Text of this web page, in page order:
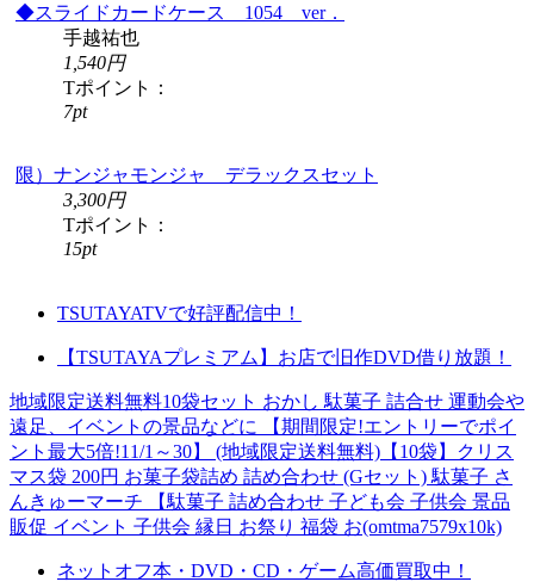
◆スライドカードケース 1054 ver．
手越祐也
1,540円
Tポイント：
7pt
限）ナンジャモンジャ デラックスセット
3,300円
Tポイント：
15pt
TSUTAYATVで好評配信中！
【TSUTAYAプレミアム】お店で旧作DVD借り放題！
地域限定送料無料10袋セット おかし 駄菓子 詰合せ 運動会や
遠足、イベントの景品などに 【期間限定!エントリーでポイ
ント最大5倍!11/1～30】 (地域限定送料無料)【10袋】クリス
マス袋 200円 お菓子袋詰め 詰め合わせ (Gセット) 駄菓子 さ
んきゅーマーチ 【駄菓子 詰め合わせ 子ども会 子供会 景品
販促 イベント 子供会 縁日 お祭り 福袋 お(omtma7579x10k)
ネットオフ本・DVD・CD・ゲーム高価買取中！